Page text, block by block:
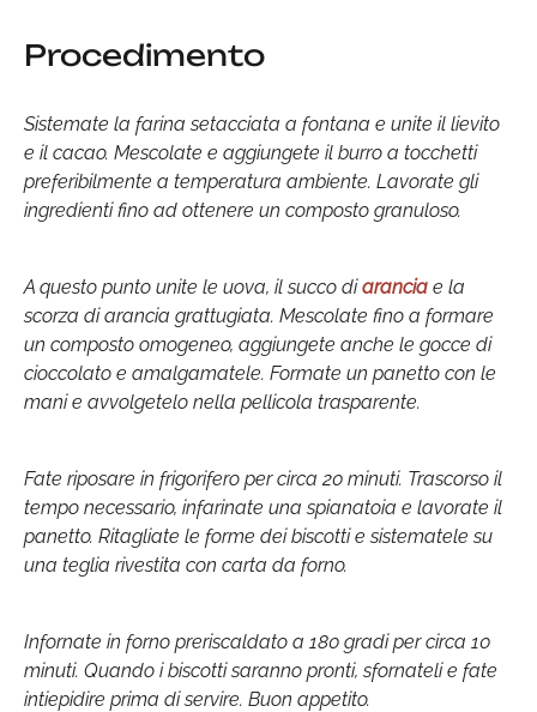
Procedimento
Sistemate la farina setacciata a fontana e unite il lievito
e il cacao. Mescolate e aggiungete il burro a tocchetti
preferibilmente a temperatura ambiente. Lavorate gli
ingredienti fino ad ottenere un composto granuloso.
A questo punto unite le uova, il succo diarancia e la
scorza di arancia grattugiata. Mescolate fino a formare
un composto omogeneo, aggiungete anche le gocce di
cioccolato e amalgamatele. Formate un panetto con le
mani e avvolgetelo nella pellicola trasparente.
Fate riposare in frigorifero per circa 20 minuti. Trascorso il
tempo necessario, infarinate una spianatoia e lavorate il
panetto. Ritagliate le forme dei biscotti e sistematele su
una teglia rivestita con carta da forno.
Infornate in forno preriscaldato a 180 gradi per circa 10
minuti. Quando i biscotti saranno pronti, sfornateli e fate
intiepidire prima di servire. Buon appetito.